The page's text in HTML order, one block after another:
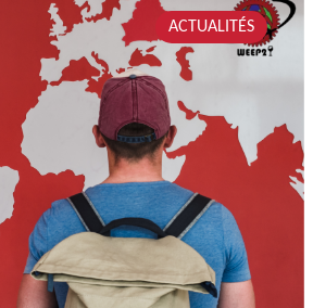
ACTUALITÉS